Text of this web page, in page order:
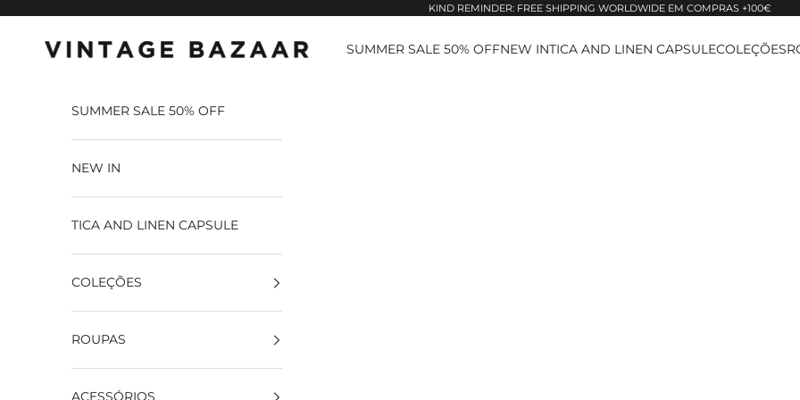
KIND REMINDER: FREE SHIPPING WORLDWIDE EM COMPRAS +100€
Vintage Bazaar SUMMER SALE 50% OFFNEW INTICA AND LINEN CAPSULECOLEÇÕES
SUMMER SALE 50% OFF
NEW IN
TICA AND LINEN CAPSULE
COLEÇÕES
ROUPAS
ACESSÓRIOS